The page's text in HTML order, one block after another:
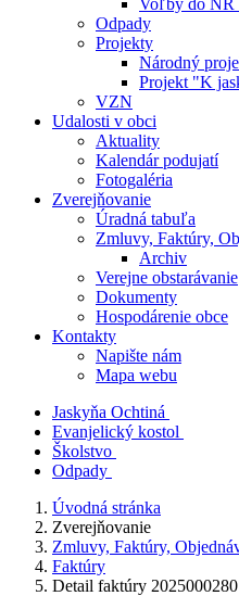
Voľby do NR
Odpady
Projekty
Národný
Projekt "K
VZN
Udalosti v obci
Aktuality
Kalendár podujatí
Fotogaléria
Zverejňovanie
Úradná tabuľa
Zmluvy, Faktúry,
Archiv
Verejne obstarávanie
Dokumenty
Hospodárenie obce
Kontakty
Napište nám
Mapa webu
Jaskyňa Ochtiná
Evanjelický kostol
Školstvo
Odpady
Úvodná stránka
Zverejňovanie
Zmluvy, Faktúry,
Faktúry
Detail faktúry 2025000280